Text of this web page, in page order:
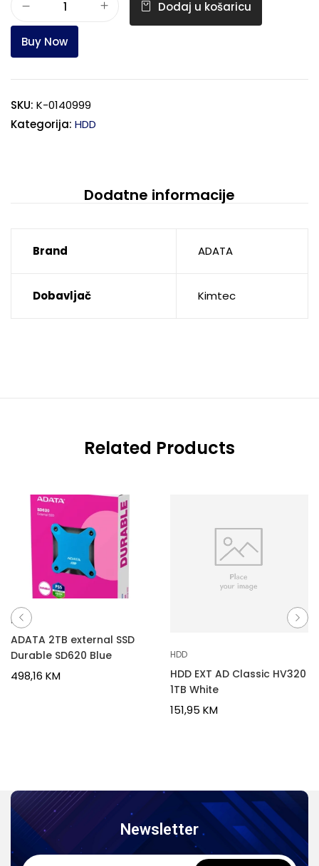
Dodaj u košaricu
Buy Now
SKU: K-0140999
Kategorija: HDD
Dodatne informacije
Brand ADATA
Dobavljač Kimtec
Related Products
HDD
ADATA 2TB external SSD
Durable SD620 Blue
498,16 KM
HDD
HDD EXT AD Classic HV320
1TB White
151,95 KM
Newsletter